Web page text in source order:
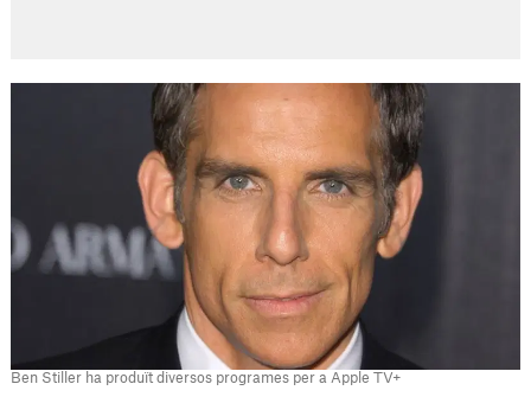
Ben Stiller ha produït diversos programes per a Apple TV+